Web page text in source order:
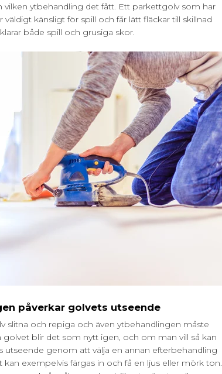
vilken ytbehandling det fått. Ett parkettgolv som har
känsligt för spill och får lätt fläckar till skillnad
både spill och grusiga skor.
påverkar golvets utseende
slitna och repiga och även ytbehandlingen måste
golvet blir det som nytt igen, och om man vill så kan
utseende genom att välja en annan efterbehandling
kan exempelvis färgas in och få en ljus eller mörk ton.